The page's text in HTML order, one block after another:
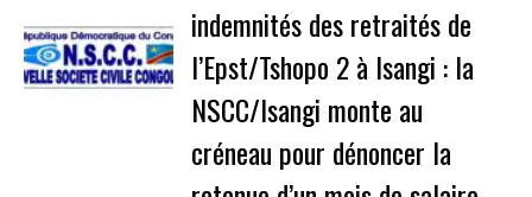
indemnités des retraités de
l’Epst/Tshopo 2 à Isangi : la
NSCC/Isangi monte au
créneau pour dénoncer la